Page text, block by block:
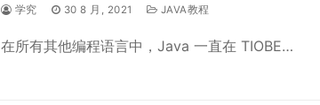
学究 30 8 月, 2021 JAVA教程
在所有其他编程语言中，Java 一直在 TIOBE…